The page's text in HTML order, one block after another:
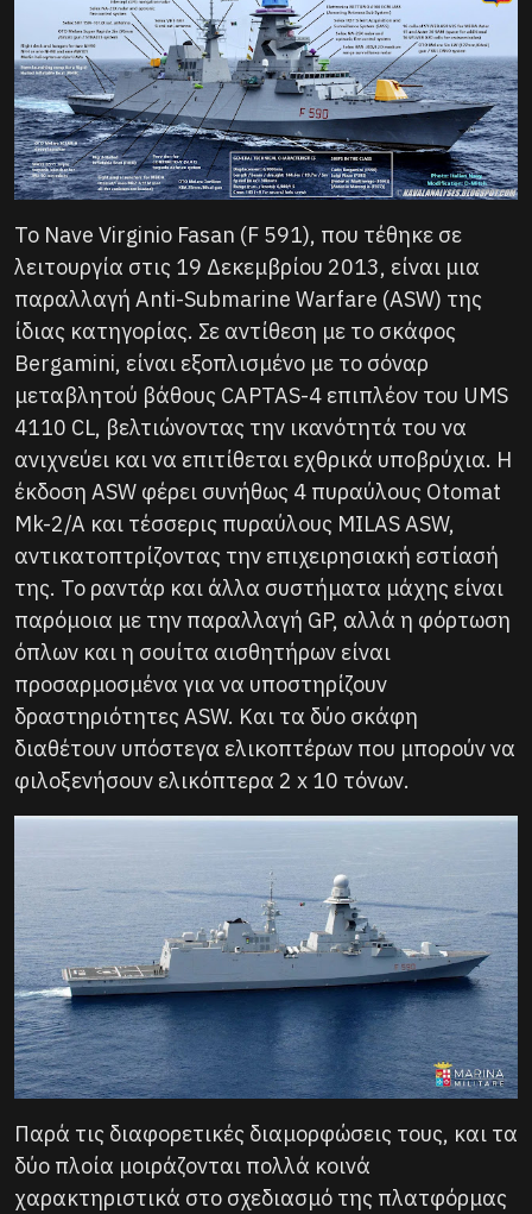
Το Nave Virginio Fasan (F 591), που τέθηκε σε
λειτουργία στις 19 Δεκεμβρίου 2013, είναι μια
παραλλαγή Anti-Submarine Warfare (ASW) της
ίδιας κατηγορίας. Σε αντίθεση με το σκάφος
Bergamini, είναι εξοπλισμένο με το σόναρ
μεταβλητού βάθους CAPTAS-4 επιπλέον του UMS
4110 CL, βελτιώνοντας την ικανότητά του να
ανιχνεύει και να επιτίθεται εχθρικά υποβρύχια. Η
έκδοση ASW φέρει συνήθως 4 πυραύλους Otomat
Mk-2/A και τέσσερις πυραύλους MILAS ASW,
αντικατοπτρίζοντας την επιχειρησιακή εστίασή
της. Το ραντάρ και άλλα συστήματα μάχης είναι
παρόμοια με την παραλλαγή GP, αλλά η φόρτωση
όπλων και η σουίτα αισθητήρων είναι
προσαρμοσμένα για να υποστηρίζουν
δραστηριότητες ASW. Και τα δύο σκάφη
διαθέτουν υπόστεγα ελικοπτέρων που μπορούν να
φιλοξενήσουν ελικόπτερα 2 x 10 τόνων.
Παρά τις διαφορετικές διαμορφώσεις τους, και τα
δύο πλοία μοιράζονται πολλά κοινά
χαρακτηριστικά στο σχεδιασμό της πλατφόρμας